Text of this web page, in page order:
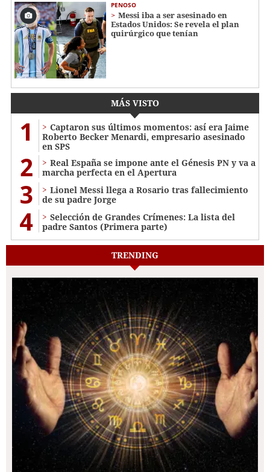
PENOSO
Messi iba a ser asesinado en
Estados Unidos: Se revela el plan
quirúrgico que tenían
MÁS VISTO
1
Captaron sus últimos momentos: así era Jaime
Roberto Becker Menardi​​​, empresario asesinado
en SPS
2
Real España se impone ante el Génesis PN y va a
marcha perfecta en el Apertura
3
Lionel Messi llega a Rosario tras fallecimiento
de su padre Jorge
4
Selección de Grandes Crímenes: La lista del
padre Santos (Primera parte)
TRENDING